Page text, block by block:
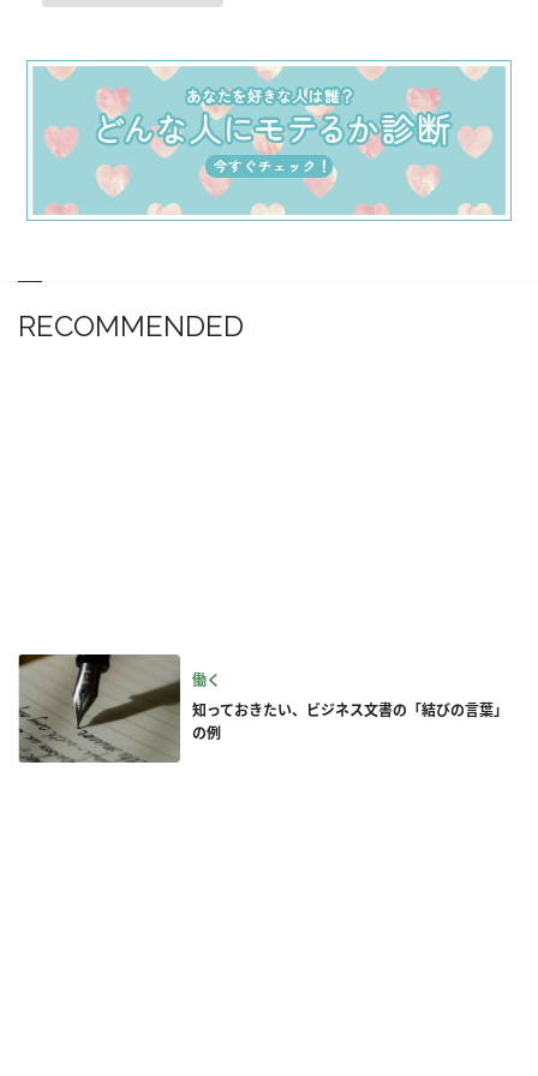
RECOMMENDED
働く
知っておきたい、ビジネス文書の「結びの言葉」
の例